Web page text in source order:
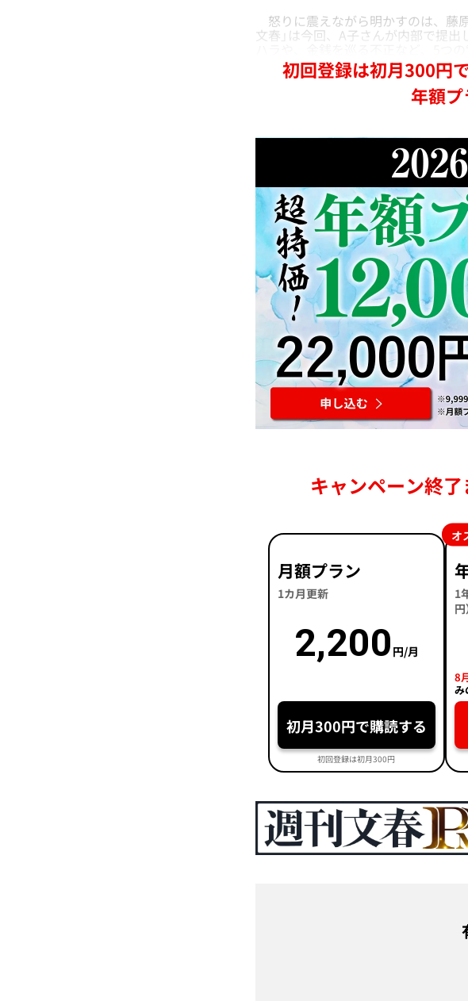
怒りに震えながら明かすのは、藤
文春」は今回、A子さんが内部で提
初回登録は初月300円で
年額プ
キャンペーン終了
月額プラン
1カ月更新
2,200 円/月
初月300円で購読する
初回登録は初月300円
1
円
8
み
オ